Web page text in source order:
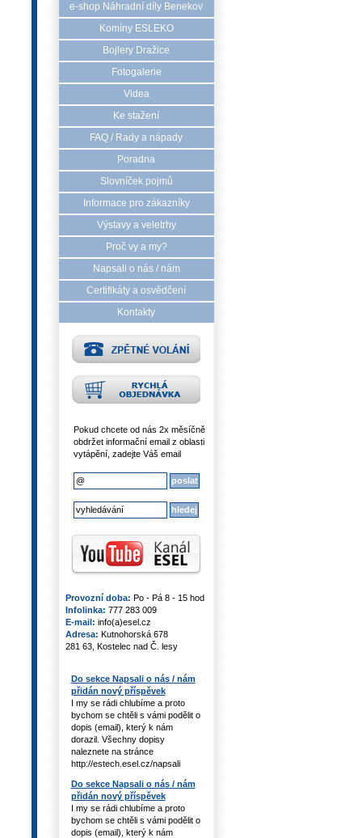
e-shop Náhradní díly Benekov
Komíny ESLEKO
Bojlery Dražice
Fotogalerie
Videa
Ke stažení
FAQ / Rady a nápady
Poradna
Slovníček pojmů
Informace pro zákazníky
Výstavy a veletrhy
Proč vy a my?
Napsali o nás / nám
Certifikáty a osvědčení
Kontakty
Pokud chcete od nás 2x měsíčně
obdržet informační email z oblasti
vytápění, zadejte Váš email
Provozní doba: Po - Pá 8 - 15 hod
Infolinka: 777 283 009
E-mail: info(a)esel.cz
Adresa: Kutnohorská 678
281 63, Kostelec nad Č. lesy
Do sekce Napsali o nás / nám
přidán nový příspěvek
I my se rádi chlubíme a proto
bychom se chtěli s vámi podělit o
dopis (email), který k nám
dorazil. Všechny dopisy
naleznete na stránce
http://estech.esel.cz/napsali
Do sekce Napsali o nás / nám
přidán nový příspěvek
I my se rádi chlubíme a proto
bychom se chtěli s vámi podělit o
dopis (email), který k nám